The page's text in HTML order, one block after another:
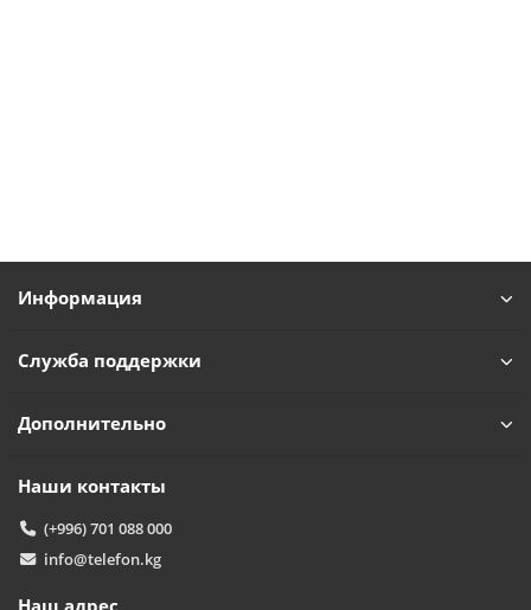
Информация
Служба поддержки
Дополнительно
Наши контакты
(+996) 701 088 000
info@telefon.kg